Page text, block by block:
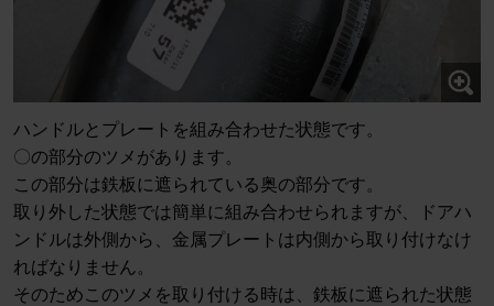
ハンドルとプレートを組み合わせた状態です。
〇の部分のツメがあります。
この部分は鉄板に遮られている奥の部分です。
取り外した状態では簡単に組み合わせられますが、ドアハ
ンドルは外側から、金属プレートは内側から取り付けなけ
ればなりません。
そのためこのツメを取り付ける時は、鉄板に遮られた状態